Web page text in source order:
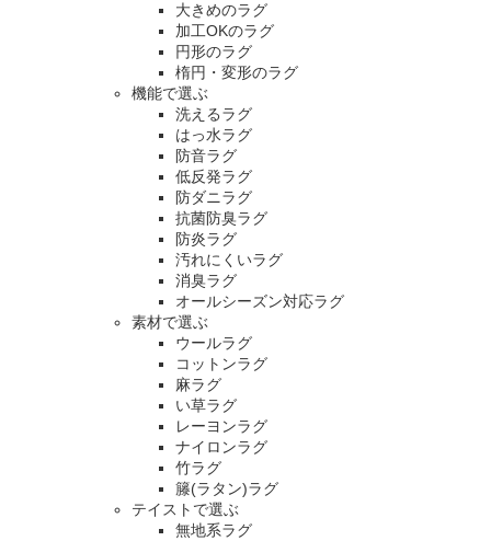
大きめのラグ
加工OKのラグ
円形のラグ
楕円・変形のラグ
機能で選ぶ
洗えるラグ
はっ水ラグ
防音ラグ
低反発ラグ
防ダニラグ
抗菌防臭ラグ
防炎ラグ
汚れにくいラグ
消臭ラグ
オールシーズン対応ラグ
素材で選ぶ
ウールラグ
コットンラグ
麻ラグ
い草ラグ
レーヨンラグ
ナイロンラグ
竹ラグ
籐(ラタン)ラグ
テイストで選ぶ
無地系ラグ